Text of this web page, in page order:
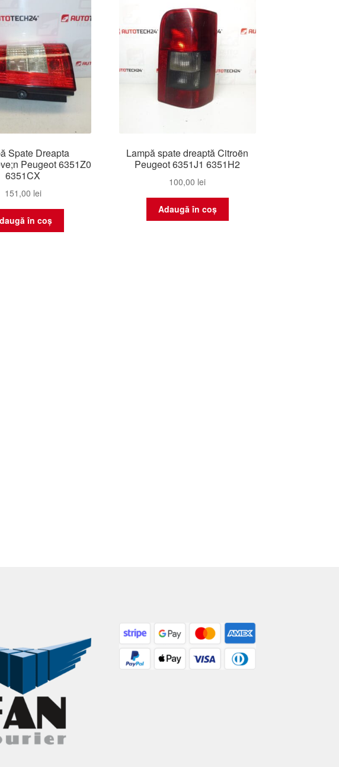
Spate Dreapta
Peugeot 6351Z0
6351CX
151,00 lei
în coș
Lampă spate dreaptă Citroën
Peugeot 6351J1 6351H2
100,00 lei
Adaugă în coș